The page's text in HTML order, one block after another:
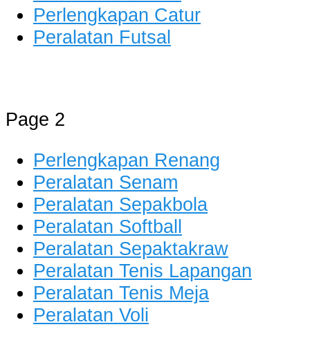
Perlengkapan Catur
Peralatan Futsal
Distributor Alat Olahraga
Jual Alat Olahraga Murah, Lengkap
Page 2
Perlengkapan Renang
Peralatan Senam
Peralatan Sepakbola
Peralatan Softball
Peralatan Sepaktakraw
Peralatan Tenis Lapangan
Peralatan Tenis Meja
Peralatan Voli